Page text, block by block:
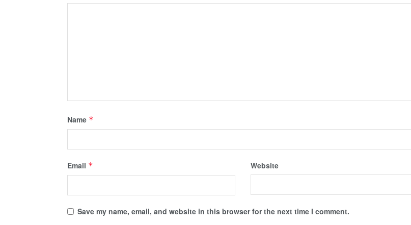
Name *
Email * Website
Save my name, email, and website in this browser for the next time I comment.